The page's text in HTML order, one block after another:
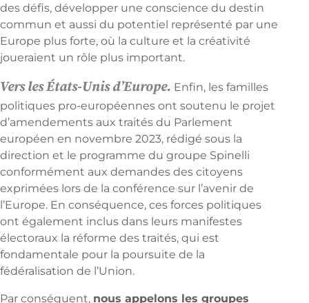
des défis, développer une conscience du destin
commun et aussi du potentiel représenté par une
Europe plus forte, où la culture et la créativité
joueraient un rôle plus important.
Vers les États-Unis d’Europe. Enfin, les familles
politiques pro-européennes­ ont soutenu le projet
d’amendements aux traités du Parlement
européen en novembre 2023, rédigé sous la
direction et le programme du groupe Spinelli
conformément aux demandes des citoyens
exprimées lors de la conférence sur l’avenir de
l’Europe. En conséquence, ces forces politiques
ont également inclus dans leurs manifestes
électoraux la réforme des traités, qui est
fondamentale pour la poursuite de la
fédéralisation de l’Union.
Par conséquent, nous appelons les groupes